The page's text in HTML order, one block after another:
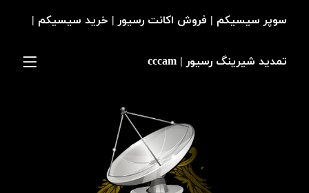
سوپر سیسیکم | فروش اکانت رسیور | خرید سیسیکم |
تمدید شیرینگ رسیور | cccam